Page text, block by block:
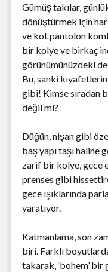
Ücretsiz Şifresiz
Gümüş takılar,
dönüştürmek için
ve kot pantolon
bir kolye ve birkaç
görünümünüzdeki
Bu, sanki
gibi! Kimse sıradan
değil mi?
Düğün, nişan gibi
baş yapı taşı haline
zarif bir kolye, gece
prenses gibi
gece ışıklarında
yaratıyor.
Katmanlama, son
biri. Farklı
takarak, ‘bohem’